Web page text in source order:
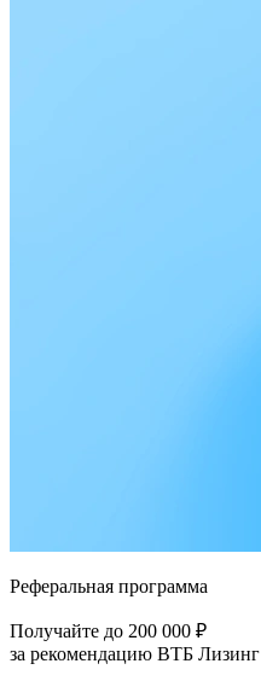
Реферальная программа
Получайте до 200 000 ₽
за рекомендацию ВТБ Лизинг